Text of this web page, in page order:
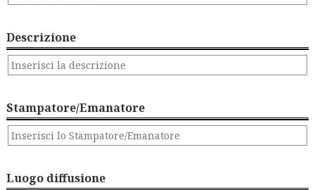
Descrizione
Stampatore/Emanatore
Luogo diffusione